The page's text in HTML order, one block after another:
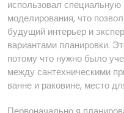
использовал
моделирования, что
будущий интерьер и
вариантами планировки.
потому что нужно было
между сантехническими
ванне и раковине, место